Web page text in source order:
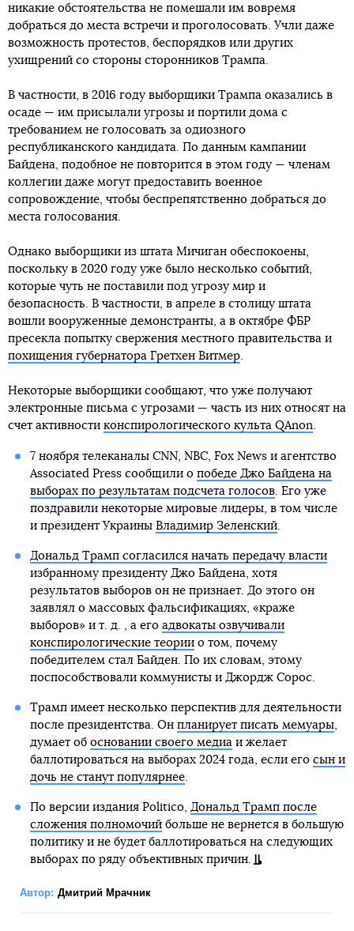
никакие обстоятельства не помешали им вовремя
добраться до места встречи и проголосовать. Учли даже
возможность протестов, беспорядков или других
ухищрений со стороны сторонников Трампа.
В частности, в 2016 году выборщики Трампа оказались в
осаде — им присылали угрозы и портили дома с
требованием не голосовать за одиозного
республиканского кандидата. По данным кампании
Байдена, подобное не повторится в этом году — членам
коллегии даже могут предоставить военное
сопровождение, чтобы беспрепятственно добраться до
места голосования.
Однако выборщики из штата Мичиган обеспокоены,
поскольку в 2020 году уже было несколько событий,
которые чуть не поставили под угрозу мир и
безопасность. В частности, в апреле в столицу штата
вошли вооруженные демонстранты, а в октябре ФБР
пресекла попытку свержения местного правительства и
похищения губернатора Гретхен Витмер
Некоторые выборщики сообщают, что уже получают
электронные письма с угрозами — часть из них относят на
счет активности конспирологического культа QAnon
7 ноября телеканалы CNN, NBC, Fox News и агентство
Associated Press сообщили о победе Джо Байдена на
выборах по результатам подсчета голосов. Его уже
поздравили некоторые мировые лидеры, в том числе
и президент Украины Владимир Зеленский.
Дональд Трамп согласился начать передачу власти
избранному президенту Джо Байдена, хотя
результатов выборов он не признает. До этого он
заявлял о массовых фальсификациях, «краже
выборов» и т. д. , а его адвокаты озвучивали
конспирологические теориио том, почему
победителем стал Байден. По их словам, этому
поспособствовали коммунисты и Джордж Сорос.
Трамп имеет несколько перспектив для деятельности
после президентства. Он планирует писать мемуары,
думает об основании своего медиа и желает
баллотироваться на выборах 2024 года, если его сын и
дочь не станут популярнее.
По версии издания Politico, Дональд Трамп после
сложения полномочийбольше не вернется в большую
политику и не будет баллотироваться на следующих
выборах по ряду объективных причин.
Автор: Дмитрий Мрачник